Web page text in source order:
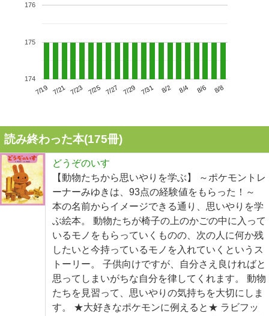
7/19 7/21 7/23 7/25 7/27 7/29 7/31 8/2 8/4 8/6 8/8
174
175
176
読み終わった本(175冊)
どうぞのいす
【動物たちから思いやりを学ぶ】 ～ポケモントレ
ーナーみゆきは、93点の経験値をもらった！～
本の名前からイメージできる通り、思いやりを学
ぶ絵本。 動物たちが椅子の上のかごの中に入って
いるモノをもらっていくものの、次の人に何か残
したいと今持っているモノを入れていくというス
トーリー。 子供向けですが、自分さえ良ければと
思ってしまいがちな自分を律してくれます。 動物
たちを見習って、思いやりの気持ちを大切にしま
す。 ★大好きなポケモンに例えると★ ラビフッ